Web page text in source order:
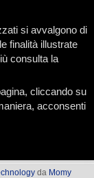
nostre firme
da Momy
si avvalgono di
finalità illustrate
consulta la
cliccando su
acconsenti